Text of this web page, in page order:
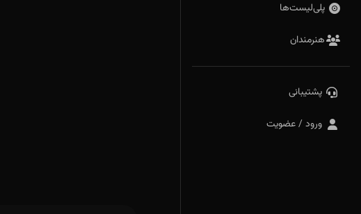
پلی‌لیست‌ها
هنرمندان
پشتیبانی
ورود / عضویت